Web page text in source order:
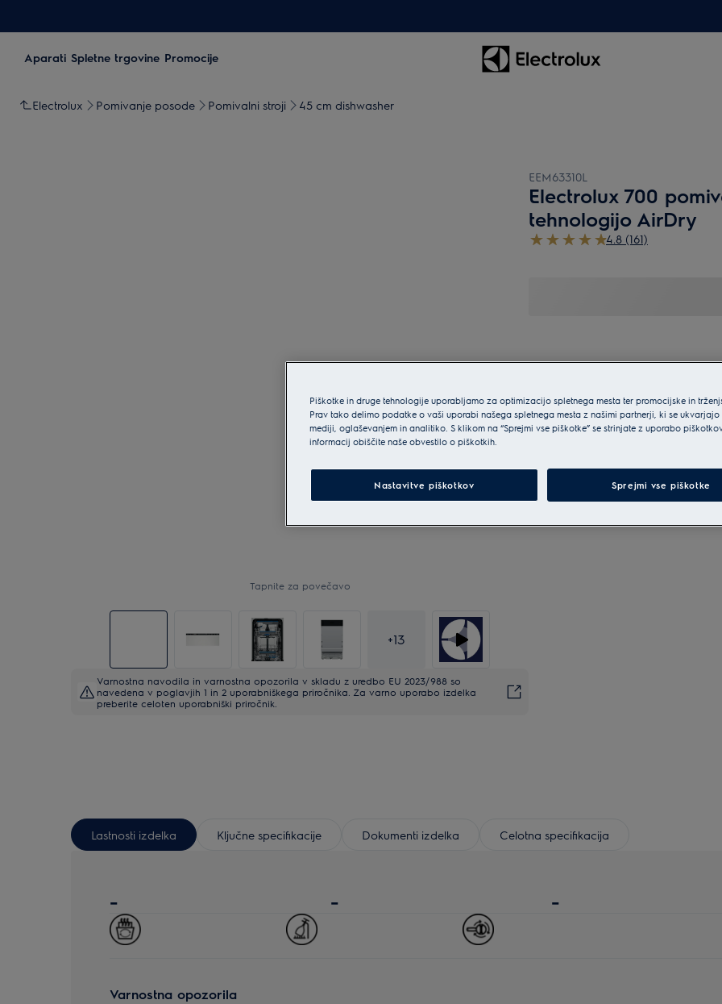
Aparati Spletne trgovine Promocije
Electrolux Pomivanje posode Pomivalni stroji 45 cm dishwasher
Tapnite za povečavo
+13
Varnostna navodila in varnostna opozorila v skladu z uredbo EU 2023/988 so
navedena v poglavjih 1 in 2 uporabniškega priročnika. Za varno uporabo izdelka
preberite celoten uporabniški priročnik.
EEM63310L
Electrolux 700
tehnologijo AirDry
4.8 (161)
Lastnosti izdelka Ključne specifikacije Dokumenti izdelka Celotna specifikacija
- - -
Varnostna opozorila
Piškotke in druge tehnologije uporabljamo za optimizacijo spletnega mesta ter promocijske in
Prav tako delimo podatke o vaši uporabi našega spletnega mesta z našimi partnerji, ki se
mediji, oglaševanjem in analitiko. S klikom na “Sprejmi vse piškotke” se strinjate z uporabo
informacij obiščite naše obvestilo o piškotkih.
Nastavitve piškotkov Sprejmi vse piškotke